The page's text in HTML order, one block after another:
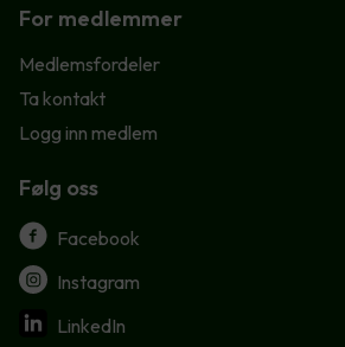
For medlemmer
Medlemsfordeler
Ta kontakt
Logg inn medlem
Følg oss
Facebook
Instagram
LinkedIn